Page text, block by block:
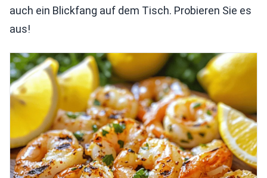
auch ein Blickfang auf dem Tisch. Probieren Sie es
aus!